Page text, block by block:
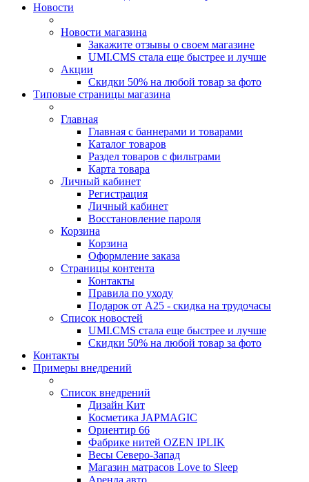
Новости
Новости магазина
Закажите отзывы о своем магазине
UMI.CMS стала еще быстрее и лучше
Акции
Скидки 50% на любой товар за фото
Типовые страницы магазина
Главная
Главная с баннерами и товарами
Каталог товаров
Раздел товаров с фильтрами
Карта товара
Личный кабинет
Регистрация
Личный кабинет
Восстановление пароля
Корзина
Корзина
Оформление заказа
Страницы контента
Контакты
Правила по уходу
Подарок от А25 - скидка на трудочасы
Список новостей
UMI.CMS стала еще быстрее и лучше
Скидки 50% на любой товар за фото
Контакты
Примеры внедрений
Список внедрений
Дизайн Кит
Косметика JAPMAGIC
Ориентир 66
Фабрике нитей OZEN IPLIK
Весы Северо-Запад
Магазин матрасов Love to Sleep
Аренда авто